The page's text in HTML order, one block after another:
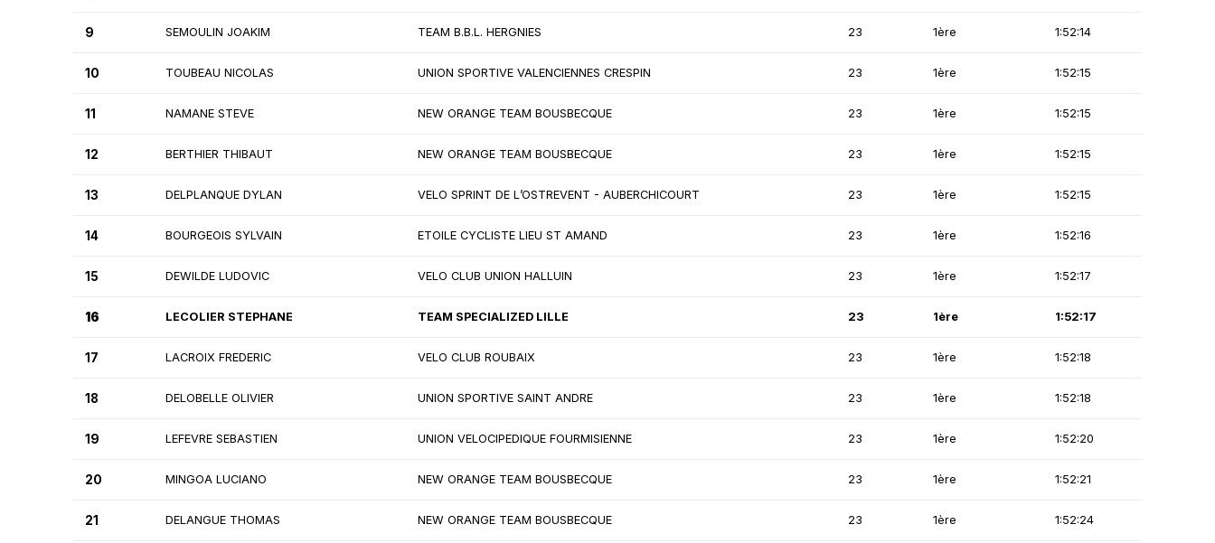
9 SEMOULIN JOAKIM TEAM B.B.L. HERGNIES 23 1ère 1:52:14
10 TOUBEAU NICOLAS UNION SPORTIVE VALENCIENNES CRESPIN 23 1ère 1:52:15
11 NAMANE STEVE NEW ORANGE TEAM BOUSBECQUE 23 1ère 1:52:15
12 BERTHIER THIBAUT NEW ORANGE TEAM BOUSBECQUE 23 1ère 1:52:15
13 DELPLANQUE DYLAN VELO SPRINT DE L’OSTREVENT - AUBERCHICOURT 23 1ère 1:52:15
14 BOURGEOIS SYLVAIN ETOILE CYCLISTE LIEU ST AMAND 23 1ère 1:52:16
15 DEWILDE LUDOVIC VELO CLUB UNION HALLUIN 23 1ère 1:52:17
16 LECOLIER STEPHANE TEAM SPECIALIZED LILLE 23 1ère 1:52:17
17 LACROIX FREDERIC VELO CLUB ROUBAIX 23 1ère 1:52:18
18 DELOBELLE OLIVIER UNION SPORTIVE SAINT ANDRE 23 1ère 1:52:18
19 LEFEVRE SEBASTIEN UNION VELOCIPEDIQUE FOURMISIENNE 23 1ère 1:52:20
20 MINGOA LUCIANO NEW ORANGE TEAM BOUSBECQUE 23 1ère 1:52:21
21 DELANGUE THOMAS NEW ORANGE TEAM BOUSBECQUE 23 1ère 1:52:24